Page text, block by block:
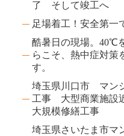
了 そして竣工へ
足場着工！安全第一
酷暑日の現場。40℃
らこそ、熱中症対策
す。
埼玉県川口市 マン
工事 大型商業施設
大規模修繕工事
埼玉県さいたま市マ